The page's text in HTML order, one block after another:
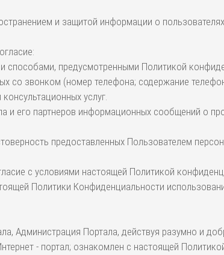
и защитой информации о
способами, предусмотренными Политикой
со звонком (номер телефона; содержание
услуг.
и его партнеров информационных сообщений о
предоставленных Пользователем
с условиями настоящей Политикой
Политики Конфиденциальности
Администрация Портала, действуя разумно и
- портал; ознакомлен с настоящей